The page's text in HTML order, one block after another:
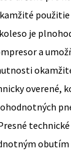
je
a
overené,
obutím